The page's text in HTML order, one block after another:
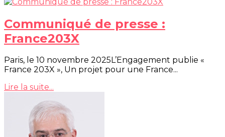
Communiqué de presse :
France203X
Paris, le 10 novembre 2025L’Engagement publie «
France 203X », Un projet pour une France...
Lire la suite...